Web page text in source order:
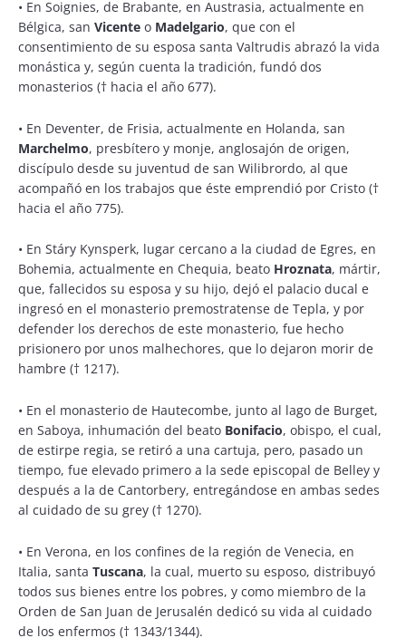
• En Soignies, de Brabante, en Austrasia, actualmente en
Bélgica, san Vicente o Madelgario, que con el
consentimiento de su esposa santa Valtrudis abrazó la vida
monástica y, según cuenta la tradición, fundó dos
monasterios († hacia el año 677).
• En Deventer, de Frisia, actualmente en Holanda, san
Marchelmo, presbítero y monje, anglosajón de origen,
discípulo desde su juventud de san Wilibrordo, al que
acompañó en los trabajos que éste emprendió por Cristo (†
hacia el año 775).
• En Stáry Kynsperk, lugar cercano a la ciudad de Egres, en
Bohemia, actualmente en Chequia, beato Hroznata, mártir,
que, fallecidos su esposa y su hijo, dejó el palacio ducal e
ingresó en el monasterio premostratense de Tepla, y por
defender los derechos de este monasterio, fue hecho
prisionero por unos malhechores, que lo dejaron morir de
hambre († 1217).
• En el monasterio de Hautecombe, junto al lago de Burget,
en Saboya, inhumación del beato Bonifacio, obispo, el cual,
de estirpe regia, se retiró a una cartuja, pero, pasado un
tiempo, fue elevado primero a la sede episcopal de Belley y
después a la de Cantorbery, entregándose en ambas sedes
al cuidado de su grey († 1270).
• En Verona, en los confines de la región de Venecia, en
Italia, santa Tuscana, la cual, muerto su esposo, distribuyó
todos sus bienes entre los pobres, y como miembro de la
Orden de San Juan de Jerusalén dedicó su vida al cuidado
de los enfermos († 1343/1344).